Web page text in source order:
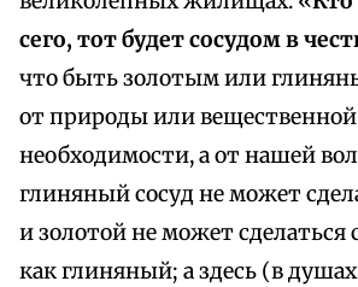
сего, тот будет сосудом в
что быть золотым или
от природы или вещественной
необходимости, а от нашей
глиняный сосуд не может
и золотой не может сделаться
как глиняный; а здесь (в